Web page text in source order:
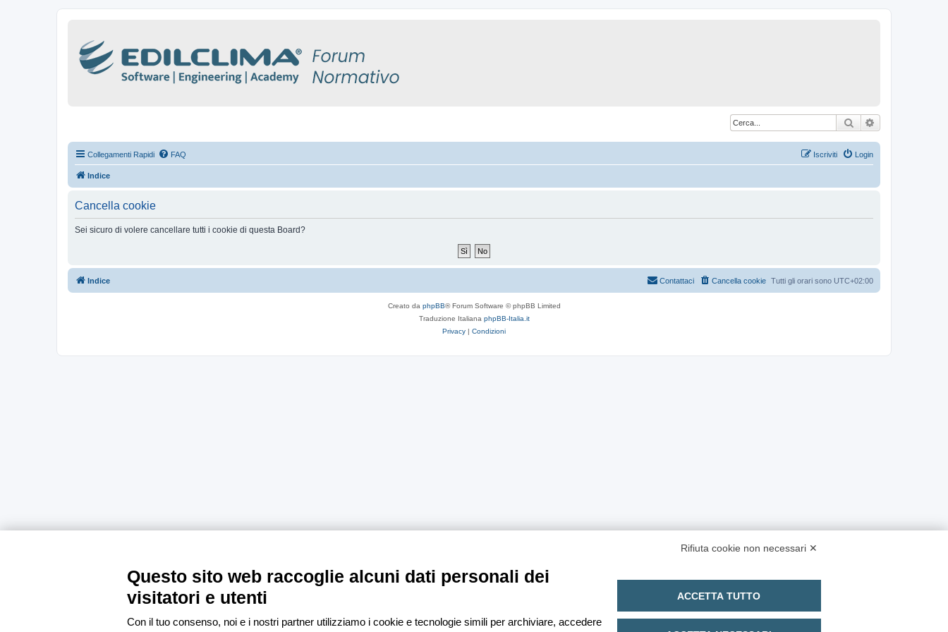
Cerca
Collegamenti Rapidi FAQ Login
Iscriviti
Indice
Cancella cookie
Sei sicuro di volere cancellare tutti i cookie di questa Board?
Indice Tutti gli orari sono UTC+02:00
Cancella cookie
Contattaci
Creato da phpBB® Forum Software © phpBB Limited
Traduzione Italiana phpBB-Italia.it
Privacy | Condizioni
Rifiuta cookie non necessari ✕
Questo sito web raccoglie alcuni dati personali dei
visitatori e utenti
Con il tuo consenso, noi e i nostri partner utilizziamo i cookie e tecnologie simili per archiviare, accedere
ACCETTA TUTTO